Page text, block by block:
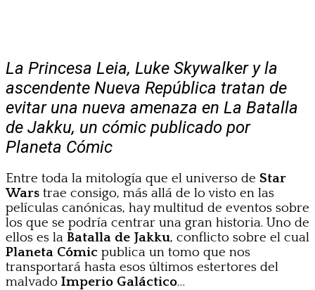
La Princesa Leia, Luke Skywalker y la
ascendente Nueva República tratan de
evitar una nueva amenaza en La Batalla
de Jakku, un cómic publicado por
Planeta Cómic
Entre toda la mitología que el universo de Star
Wars trae consigo, más allá de lo visto en las
películas canónicas, hay multitud de eventos sobre
los que se podría centrar una gran historia. Uno de
ellos es la Batalla de Jakku, conflicto sobre el cual
Planeta Cómic publica un tomo que nos
transportará hasta esos últimos estertores del
malvado Imperio Galáctico…